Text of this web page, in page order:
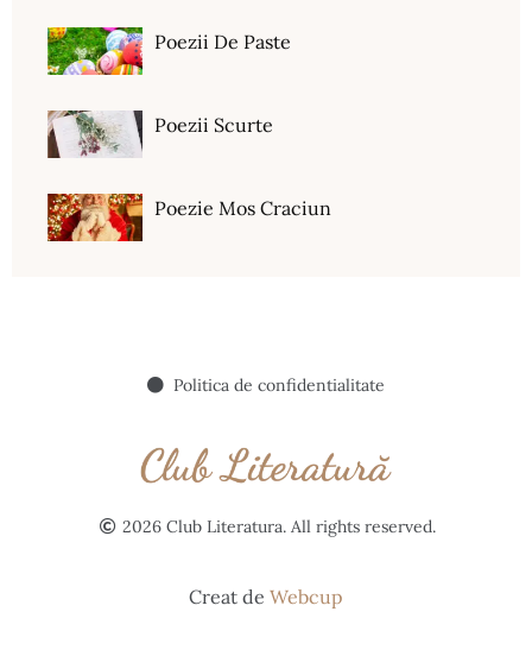
Poezii De Paste
Poezii Scurte
Poezie Mos Craciun
Politica de confidentialitate
2026 Club Literatura. All rights reserved.
Creat de Webcup